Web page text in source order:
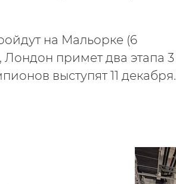
на Мальорке (6
Лондон примет два этапа 3
выступят 11 декабря.